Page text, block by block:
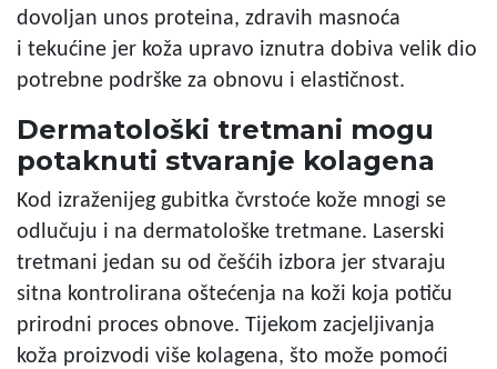
dovoljan unos proteina, zdravih masnoća
i tekućine jer koža upravo iznutra dobiva velik dio
potrebne podrške za obnovu i elastičnost.
Dermatološki tretmani mogu
potaknuti stvaranje kolagena
Kod izraženijeg gubitka čvrstoće kože mnogi se
odlučuju i na dermatološke tretmane. Laserski
tretmani jedan su od češćih izbora jer stvaraju
sitna kontrolirana oštećenja na koži koja potiču
prirodni proces obnove. Tijekom zacjeljivanja
koža proizvodi više kolagena, što može pomoći